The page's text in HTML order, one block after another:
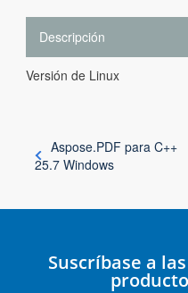
Descripción
Versión de Linux
Aspose.PDF para C++
25.7 Windows
Suscríbase a